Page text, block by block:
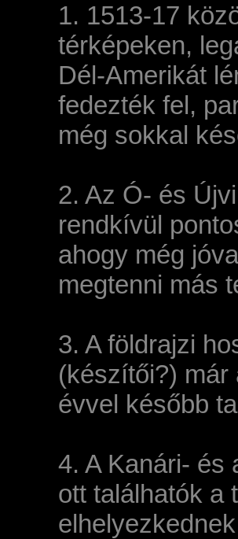
1. 1513-17
térképeken,
Dél-Amerikát
fedezték fel,
még sokkal
2. Az Ó- és
rendkívül
ahogy még
megtenni más
3. A földrajzi
(készítői?)
évvel később
4. A Kanári- és
ott találhatók a